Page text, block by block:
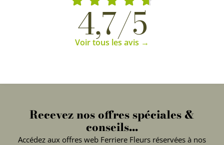
4,7/5
Voir tous les avis →
Recevez nos offres spéciales &
conseils...
Accédez aux offres web Ferriere Fleurs réservées à nos